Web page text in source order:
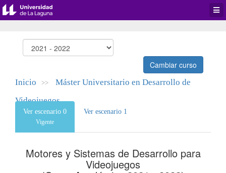
Cambiar curso
Inicio >>
Máster Universitario en Desarrollo de
Videojuegos
Ver escenario 0
Vigente
Ver escenario 1
Motores y Sistemas de Desarrollo para
Videojuegos